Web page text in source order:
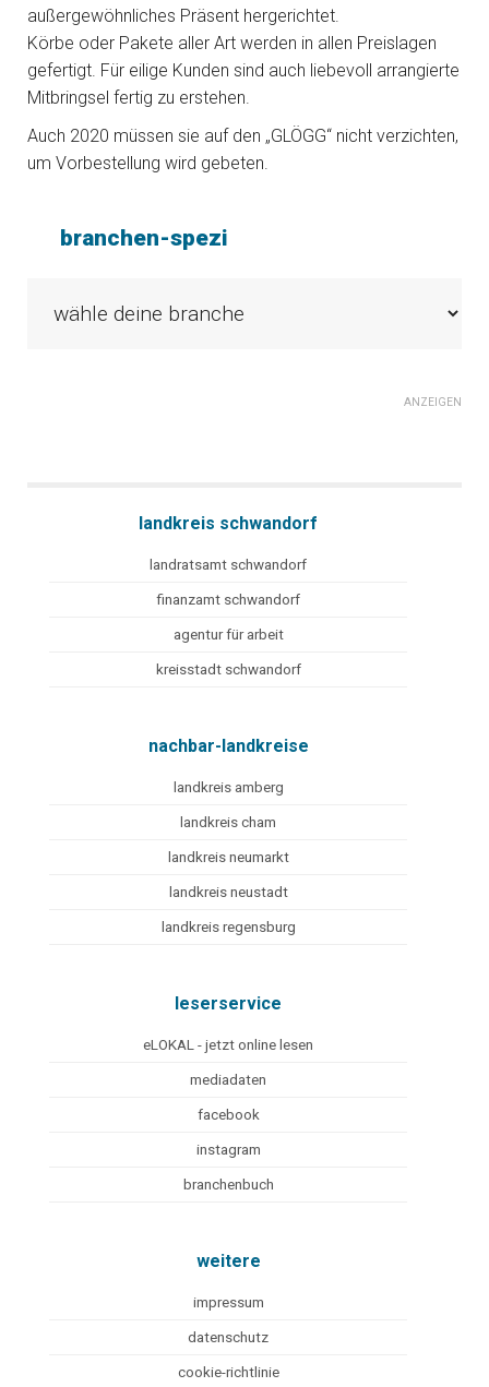
außergewöhnliches Präsent hergerichtet.
Körbe oder Pakete aller Art werden in allen Preislagen
gefertigt. Für eilige Kunden sind auch liebevoll arrangierte
Mitbringsel fertig zu erstehen.
Auch 2020 müssen sie auf den „GLÖGG“ nicht verzichten,
um Vorbestellung wird gebeten.
branchen-spezi
ANZEIGEN
landkreis schwandorf
landratsamt schwandorf
finanzamt schwandorf
agentur für arbeit
kreisstadt schwandorf
nachbar-landkreise
landkreis amberg
landkreis cham
landkreis neumarkt
landkreis neustadt
landkreis regensburg
leserservice
eLOKAL - jetzt online lesen
mediadaten
facebook
instagram
branchenbuch
weitere
impressum
datenschutz
cookie-richtlinie